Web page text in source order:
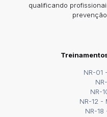
qualificando
NR-01
NR-
NR-12 -
NR-